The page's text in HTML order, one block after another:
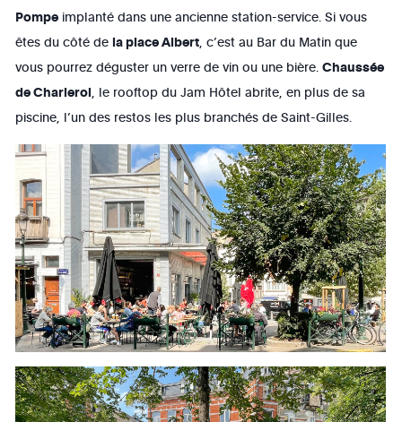
Pompe implanté dans une ancienne station-service. Si vous
êtes du côté de la place Albert, c’est au Bar du Matin que
vous pourrez déguster un verre de vin ou une bière.Chaussée
de Charleroi, le rooftop du Jam Hôtel abrite, en plus de sa
piscine, l’un des restos les plus branchés de Saint-Gilles.